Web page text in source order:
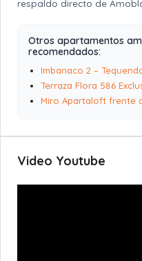
respaldo directo de
Otros apartamentos
recomendados:
Imbanaco 2 –
Terraza Flora 586
Miro Apartaloft frente
Video Youtube